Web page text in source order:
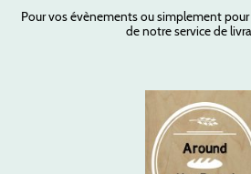
Pour vos évènements ou simplement
de notre service de